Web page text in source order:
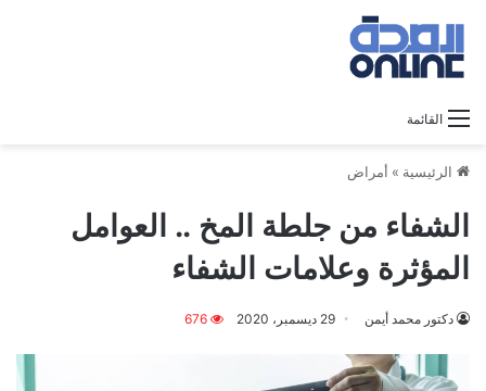
القائمة
الرئيسية » أمراض
الشفاء من جلطة المخ .. العوامل
المؤثرة وعلامات الشفاء
دكتور محمد أيمن 29 ديسمبر، 2020 676